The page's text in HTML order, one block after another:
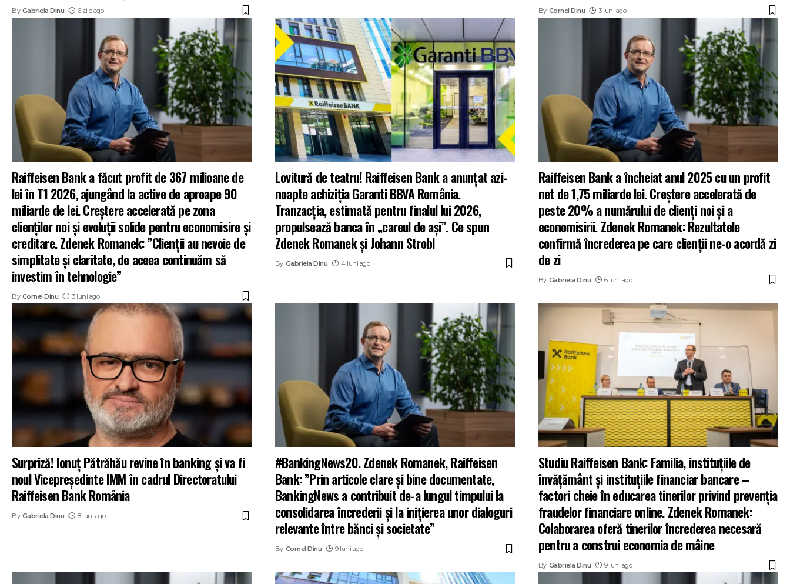
By Gabriela Dinu 6 zile ago By Cornel Dinu 3 luni ago
Raiffeisen Bank a făcut profit de 367 milioane de
lei în T1 2026, ajungând la active de aproape 90
miliarde de lei. Creștere accelerată pe zona
clienților noi și evoluții solide pentru economisire și
creditare. Zdenek Romanek: ”Clienții au nevoie de
simplitate și claritate, de aceea continuăm să
investim în tehnologie”
By Cornel Dinu 3 luni ago
Lovitură de teatru! Raiffeisen Bank a anunțat azi-
noapte achiziția Garanti BBVA România.
Tranzacția, estimată pentru finalul lui 2026,
propulsează banca în „careul de ași”. Ce spun
Zdenek Romanek și Johann Strobl
By Gabriela Dinu 4 luni ago
Raiffeisen Bank a încheiat anul 2025 cu un profit
net de 1,75 miliarde lei. Creștere accelerată de
peste 20% a numărului de clienți noi și a
economisirii. Zdenek Romanek: Rezultatele
confirmă încrederea pe care clienții ne-o acordă zi
de zi
By Gabriela Dinu 6 luni ago
Surpriză! Ionuț Pătrăhău revine în banking și va fi
noul Vicepreședinte IMM în cadrul Directoratului
Raiffeisen Bank România
By Gabriela Dinu 8 luni ago
#BankingNews20. Zdenek Romanek, Raiffeisen
Bank: ”Prin articole clare și bine documentate,
BankingNews a contribuit de-a lungul timpului la
consolidarea încrederii și la inițierea unor dialoguri
relevante între bănci și societate”
By Cornel Dinu 9 luni ago
Studiu Raiffeisen Bank: Familia, instituțiile de
învățământ și instituțiile financiar bancare –
factori cheie în educarea tinerilor privind prevenția
fraudelor financiare online. Zdenek Romanek:
Colaborarea oferă tinerilor încrederea necesară
pentru a construi economia de mâine
By Gabriela Dinu 9 luni ago